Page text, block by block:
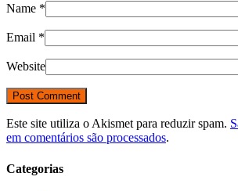
Name *
Email *
Website
Este site utiliza o Akismet para reduzir spam.
em comentários são processados.
Categorias